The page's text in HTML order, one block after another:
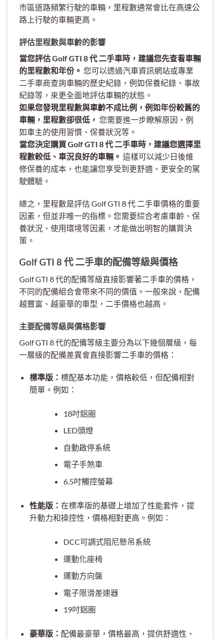
市區道路頻繁行駛的車輛，里程數通常會比在高速公
路上行駛的車輛更高。
評估里程數與車齡的影響
當您評估 Golf GTI 8 代 二手車時，建議您先查看車輛
的里程數和年份。 您可以透過汽車資訊網站或專業
二手車商查詢車輛的歷史紀錄，例如保養紀錄、事故
紀錄等，來更全面地評估車輛的狀態。
如果您發現里程數與車齡不成比例，例如年份較舊的
車輛，里程數卻很低， 您需要進一步瞭解原因，例
如車主的使用習慣、保養狀況等。
當您決定購買 Golf GTI 8 代 二手車時，建議您選擇里
程數較低、車況良好的車輛。 這樣可以減少日後維
修保養的成本，也能讓您享受到更舒適、更安全的駕
駛體驗。
總之，里程數是評估 Golf GTI 8 代 二手車價格的重要
因素，但並非唯一的指標。您需要綜合考慮車齡、保
養狀況、使用環境等因素，才能做出明智的購買決
策。
Golf GTI 8 代 二手車的配備等級與價格
Golf GTI 8 代的配備等級直接影響著二手車的價格，
不同的配備組合會帶來不同的價值。一般來說，配備
越豐富、越豪華的車型，二手價格也越高。
主要配備等級與價格影響
Golf GTI 8 代的配備等級主要分為以下幾個層級，每
一層級的配備差異會直接影響二手車的價格：
標準版： 標配基本功能，價格較低，但配備相對
簡單。例如：
18吋鋁圈
LED頭燈
自動啟停系統
電子手煞車
6.5吋觸控螢幕
性能版： 在標準版的基礎上增加了性能套件，提
升動力和操控性，價格相對更高。例如：
DCC可調式阻尼懸吊系統
運動化座椅
運動方向盤
電子限滑差速器
19吋鋁圈
豪華版： 配備最豪華，價格最高，提供舒適性、